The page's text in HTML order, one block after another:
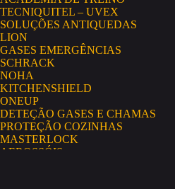
TECNIQUITEL – UVEX
SOLUÇÕES ANTIQUEDAS
LION
GASES EMERGÊNCIAS
SCHRACK
NOHA
KITCHENSHIELD
ONEUP
DETEÇÃO GASES E CHAMAS
PROTEÇÃO COZINHAS
MASTERLOCK
AEROSSÓIS